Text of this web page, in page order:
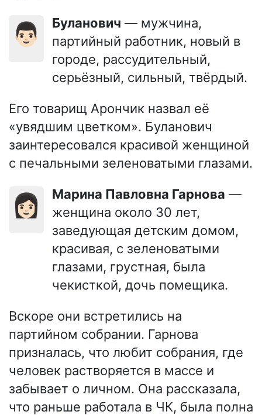
👨🏻 Буланович — мужчина,
партийный работник, новый в
городе, рассудительный,
серьёзный, сильный, твёрдый.
Его товарищ Арончик назвал её
«увядшим цветком». Буланович
заинтересовался красивой женщиной
с печальными зеленоватыми глазами.
👩🏻 Марина Павловна Гарнова —
женщина около 30 лет,
заведующая детским домом,
красивая, с зеленоватыми
глазами, грустная, была
чекисткой, дочь помещика.
Вскоре они встретились на
партийном собрании. Гарнова
призналась, что любит собрания, где
человек растворяется в массе и
забывает о личном. Она рассказала,
что раньше работала в ЧК, была полна